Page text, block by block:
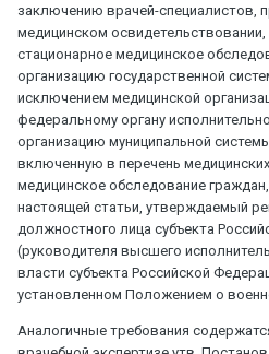
заключению врачей-специалистов,
медицинском
стационарное медицинское
организацию государственной
исключением медицинской
федеральному органу
организацию муниципальной
включенную в перечень
медицинское обследование граждан,
настоящей статьи, утверждаемый
должностного лица субъекта
(руководителя высшего
власти субъекта Российской
установленном Положением о
Аналогичные требования